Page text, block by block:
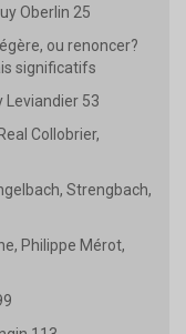
Oberlin 25
ou renoncer?
significatifs
Leviandier 53
Collobrier,
Strengbach,
Philippe Mérot,